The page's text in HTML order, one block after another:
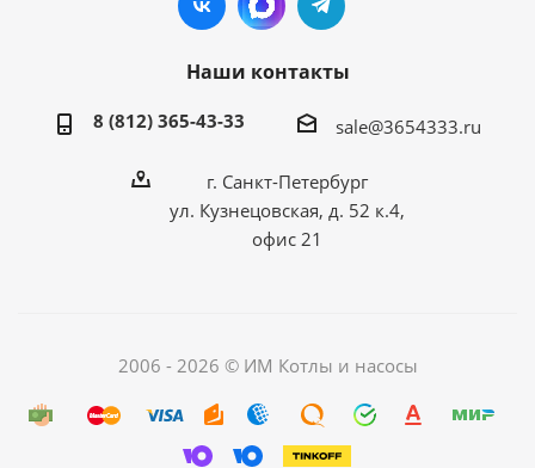
Наши контакты
8 (812) 365-43-33 sale@3654333.ru
г. Санкт-Петербург
ул. Кузнецовская, д. 52 к.4,
офис 21
2006 - 2026 © ИМ Котлы и насосы